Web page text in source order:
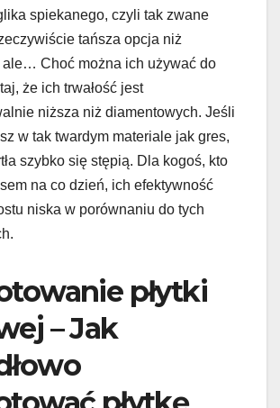
spiekanego, czyli tak zwane
tańsza opcja niż
ale… Choć można ich używać do
że ich trwałość jest
niższa niż diamentowych. Jeśli
w tak twardym materiale jak gres,
szybko się stępią. Dla kogoś, kto
na co dzień, ich efektywność
niska w porównaniu do tych
płytki
– Jak